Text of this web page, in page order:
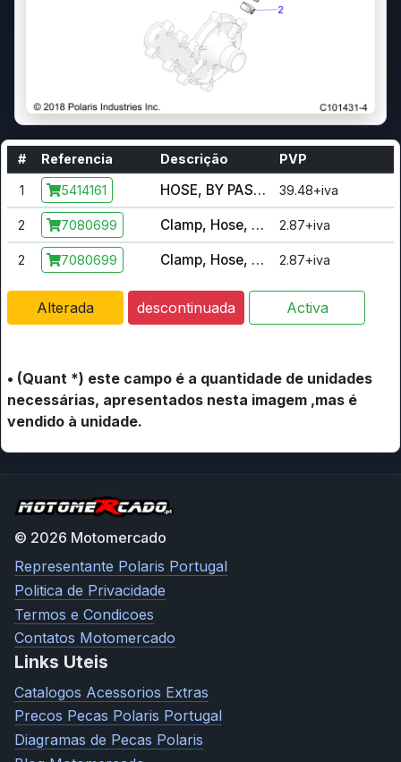
# Referencia Descrição PVP
1 5414161 HOSE, BY PASS, FORMED 39.48+iva
2 7080699 Clamp, Hose, Spring, .69 Inch 2.87+iva
2 7080699 Clamp, Hose, Spring, .69 Inch 2.87+iva
Alterada descontinuada Activa
• (Quant *) este campo é a quantidade de unidades
necessárias, apresentados nesta imagem ,mas é
vendido à unidade.
© 2026 Motomercado
Representante Polaris Portugal
Politica de Privacidade
Termos e Condicoes
Contatos Motomercado
Links Uteis
Catalogos Acessorios Extras
Precos Pecas Polaris Portugal
Diagramas de Pecas Polaris